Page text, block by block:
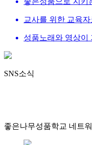
교사를 위한 교육자
성품노래와 영상이
SNS소식
좋은나무성품학교 네트